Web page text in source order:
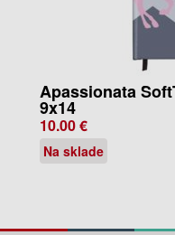
Apassionata
9x14
10.00 €
Na sklade